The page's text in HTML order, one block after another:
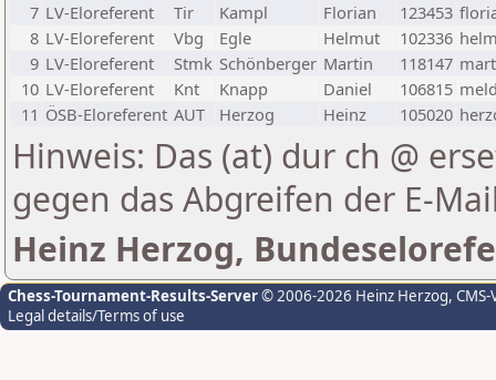
7 LV-Eloreferent Tir Kampl Florian 123453
8 LV-Eloreferent Vbg Egle Helmut 102336
9 LV-Eloreferent Stmk Schönberger Martin 118147
10 LV-Eloreferent Knt Knapp Daniel 106815
11 ÖSB-Eloreferent AUT Herzog Heinz 105020
Hinweis: Das (at) dur ch @
gegen das Abgreifen der E-
Heinz Herzog,
Chess-Tournament-Results-Server© 2006-2026 Heinz Herzog,
Legal details/Terms of use